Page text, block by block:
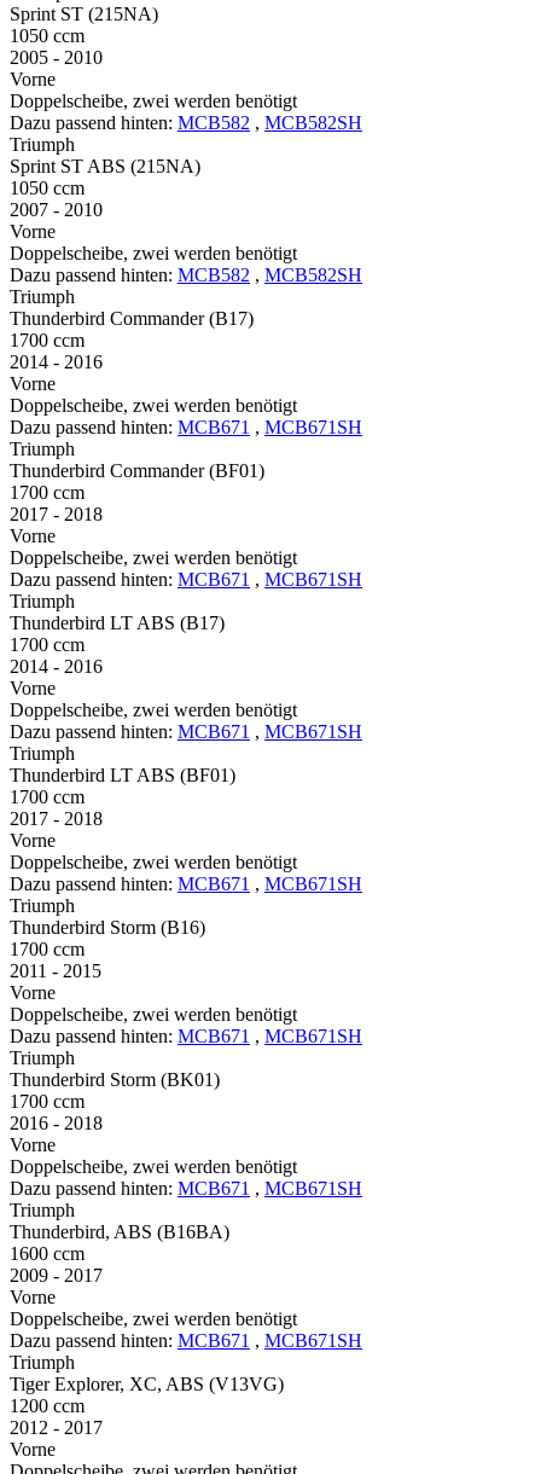
Sprint ST (215NA)
1050 ccm
2005 - 2010
Vorne
Doppelscheibe, zwei werden benötigt
Dazu passend hinten: MCB582 , MCB582SH
Triumph
Sprint ST ABS (215NA)
1050 ccm
2007 - 2010
Vorne
Doppelscheibe, zwei werden benötigt
Dazu passend hinten: MCB582 , MCB582SH
Triumph
Thunderbird Commander (B17)
1700 ccm
2014 - 2016
Vorne
Doppelscheibe, zwei werden benötigt
Dazu passend hinten: MCB671 , MCB671SH
Triumph
Thunderbird Commander (BF01)
1700 ccm
2017 - 2018
Vorne
Doppelscheibe, zwei werden benötigt
Dazu passend hinten: MCB671 , MCB671SH
Triumph
Thunderbird LT ABS (B17)
1700 ccm
2014 - 2016
Vorne
Doppelscheibe, zwei werden benötigt
Dazu passend hinten: MCB671 , MCB671SH
Triumph
Thunderbird LT ABS (BF01)
1700 ccm
2017 - 2018
Vorne
Doppelscheibe, zwei werden benötigt
Dazu passend hinten: MCB671 , MCB671SH
Triumph
Thunderbird Storm (B16)
1700 ccm
2011 - 2015
Vorne
Doppelscheibe, zwei werden benötigt
Dazu passend hinten: MCB671 , MCB671SH
Triumph
Thunderbird Storm (BK01)
1700 ccm
2016 - 2018
Vorne
Doppelscheibe, zwei werden benötigt
Dazu passend hinten: MCB671 , MCB671SH
Triumph
Thunderbird, ABS (B16BA)
1600 ccm
2009 - 2017
Vorne
Doppelscheibe, zwei werden benötigt
Dazu passend hinten: MCB671 , MCB671SH
Triumph
Tiger Explorer, XC, ABS (V13VG)
1200 ccm
2012 - 2017
Vorne